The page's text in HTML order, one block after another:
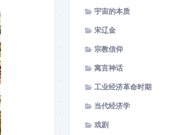
宇宙的本质
宋辽金
宗教信仰
寓言神话
工业经济革命时期
当代经济学
戏剧